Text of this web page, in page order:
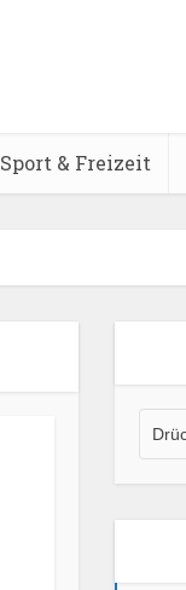
Sport & Freizeit